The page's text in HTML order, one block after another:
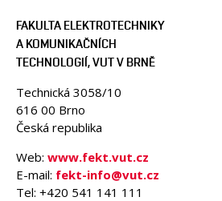
FAKULTA ELEKTROTECHNIKY
A KOMUNIKAČNÍCH
TECHNOLOGIÍ, VUT V BRNĚ
Technická 3058/10
616 00 Brno
Česká republika
Web: www.fekt.vut.cz
E-mail: fekt-info@vut.cz
Tel: +420 541 141 111